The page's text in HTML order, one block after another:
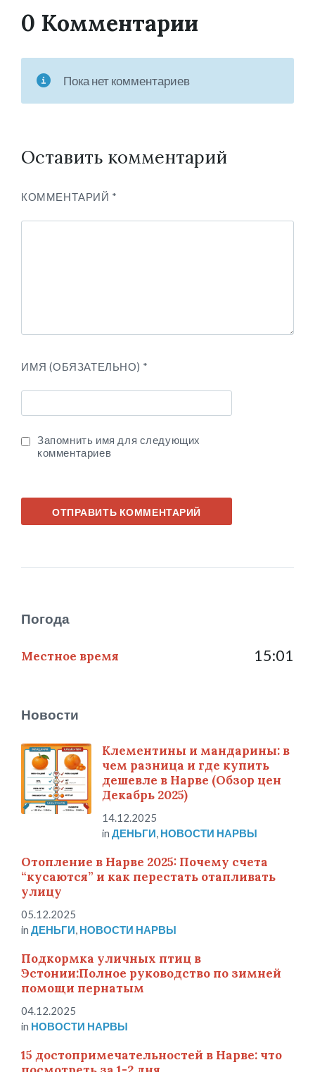
0 Комментарии
Пока нет комментариев
Оставить комментарий
КОММЕНТАРИЙ *
ИМЯ (ОБЯЗАТЕЛЬНО) *
Запомнить имя для следующих
комментариев
Погода
Местное время 15:01
Новости
Клементины и мандарины: в
чем разница и где купить
дешевле в Нарве (Обзор цен
Декабрь 2025)
14.12.2025
in ДЕНЬГИ НОВОСТИ НАРВЫ
Отопление в Нарве 2025: Почему счета
“кусаются” и как перестать отапливать
улицу
05.12.2025
in ДЕНЬГИ НОВОСТИ НАРВЫ
Подкормка уличных птиц в
Эстонии:Полное руководство по зимней
помощи пернатым
04.12.2025
in НОВОСТИ НАРВЫ
15 достопримечательностей в Нарве: что